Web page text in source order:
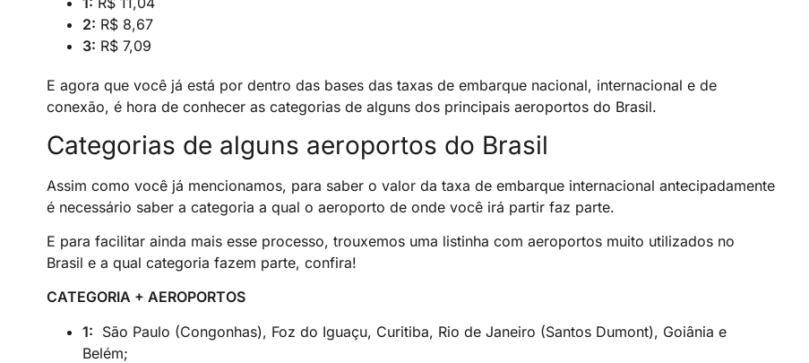
2: R$ 8,67
3: R$ 7,09
E agora que você já está por dentro das bases das taxas de embarque nacional, internacional e de
conexão, é hora de conhecer as categorias de alguns dos principais aeroportos do Brasil.
Categorias de alguns aeroportos do Brasil
Assim como você já mencionamos, para saber o valor da taxa de embarque internacional antecipadamente
é necessário saber a categoria a qual o aeroporto de onde você irá partir faz parte.
E para facilitar ainda mais esse processo, trouxemos uma listinha com aeroportos muito utilizados no
Brasil e a qual categoria fazem parte, confira!
CATEGORIA + AEROPORTOS
1: São Paulo (Congonhas), Foz do Iguaçu, Curitiba, Rio de Janeiro (Santos Dumont), Goiânia e
Belém;